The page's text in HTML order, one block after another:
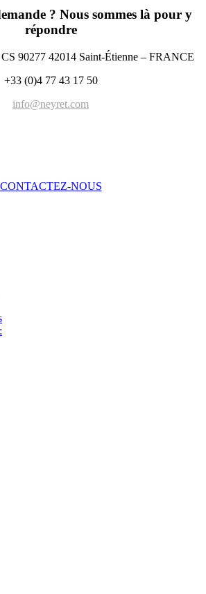
? Nous sommes là pour y
répondre
90277 42014 Saint-Étienne – FRANCE
+33 (0)4 77 43 17 50
info@neyret.com
CONTACTEZ-NOUS